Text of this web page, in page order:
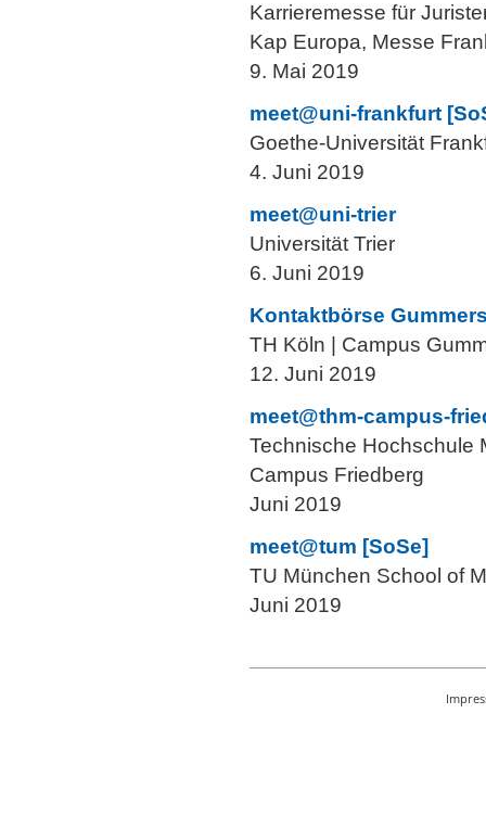
Karrieremesse für
Kap Europa, Messe
9. Mai 2019
meet@uni-frankfurt
Goethe-Universität
4. Juni 2019
meet@uni-trier
Universität Trier
6. Juni 2019
Kontaktbörse
TH Köln | Campus
12. Juni 2019
meet@thm-campus-
Technische Hochschule
Campus Friedberg
Juni 2019
meet@tum [SoSe]
TU München School of
Juni 2019